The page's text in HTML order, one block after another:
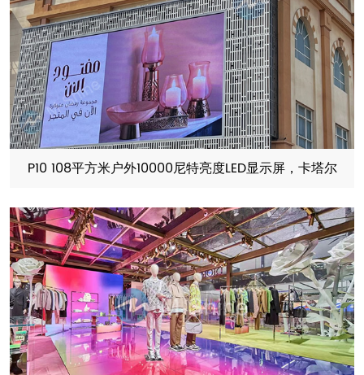
P10 108平方米户外10000尼特亮度LED显示屏，卡塔尔